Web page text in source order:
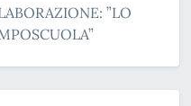
”LO